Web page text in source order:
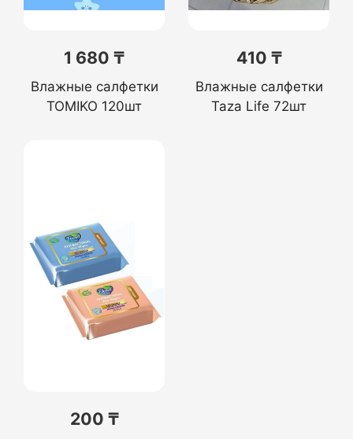
1 680 ₸
Влажные салфетки
TOMIKO 120шт
410 ₸
Влажные салфетки
Taza Life 72шт
200 ₸